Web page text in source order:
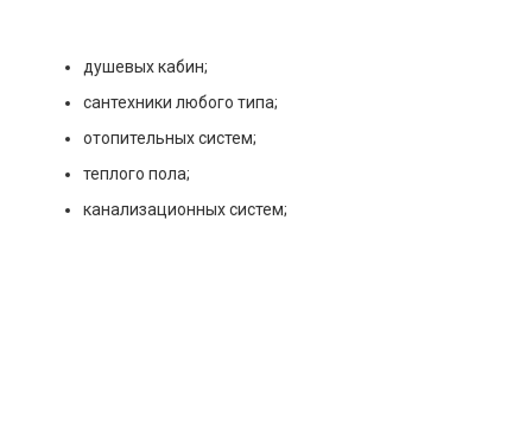
душевых кабин;
сантехники любого типа;
отопительных систем;
теплого пола;
канализационных систем;